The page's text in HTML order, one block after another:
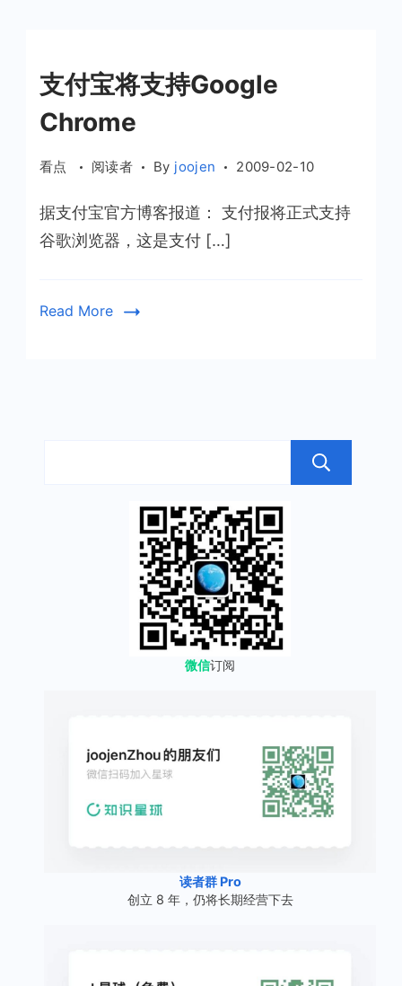
支付宝将支持Google
Chrome
看点 阅读者 By joojen 2009-02-10
据支付宝官方博客报道： 支付报将正式支持
谷歌浏览器，这是支付 […]
Read More
微信订阅
读者群 Pro
创立 8 年，仍将长期经营下去